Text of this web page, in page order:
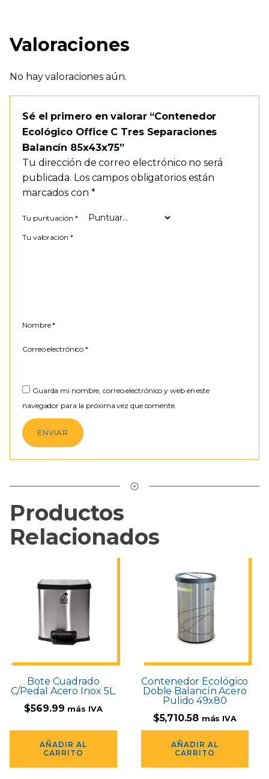
Valoraciones
No hay valoraciones aún.
Sé el primero en valorar “Contenedor
Ecológico Office C Tres Separaciones
Balancín 85x43x75”
Tu dirección de correo electrónico no será
publicada. Los campos obligatorios están
marcados con *
Tu puntuación *
Tu valoración *
Nombre*
Correo electrónico*
Guarda mi nombre, correo electrónico y web en este
navegador para la próxima vez que comente.
Productos
Relacionados
Bote Cuadrado
C/Pedal Acero Inox 5L.
$569.99 más IVA
AÑADIR AL
CARRITO
Contenedor Ecológico
Doble Balancín Acero
Pulido 49x80
$5,710.58 más IVA
AÑADIR AL
CARRITO